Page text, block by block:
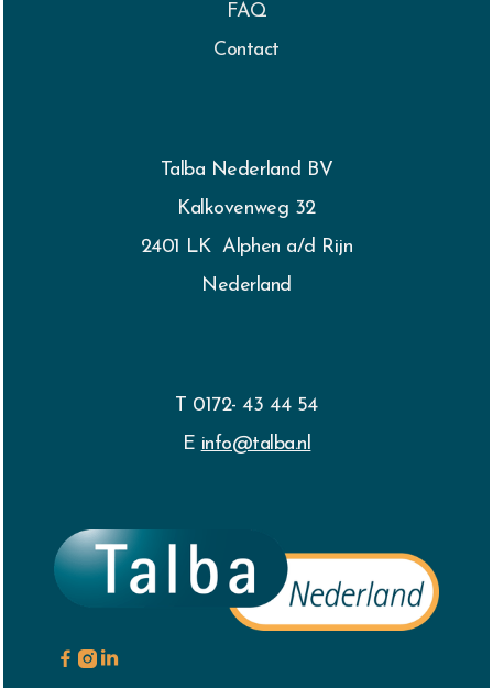
  
FAQ
Contact
Talba Nederland BV
Kalkovenweg 32
2401 LK Alphen a/d Rijn
Nederland
T 0172- 43 44 54
E info@talba.nl